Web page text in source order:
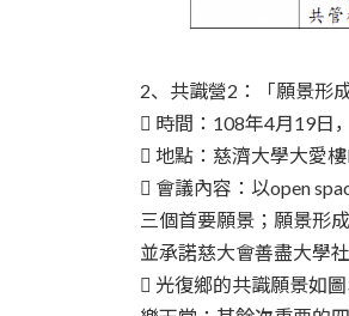
2、共識營2：「願景形
 時間：108年4月19日
 地點：慈濟大學大愛
 會議內容：以open
三個首要願景；願景形
並承諾慈大會善盡大學
 光復鄉的共識願景如